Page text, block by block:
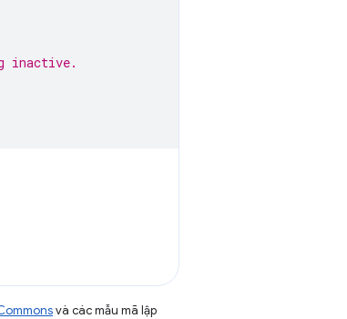
inactive.
và các mẫu mã lập